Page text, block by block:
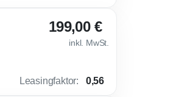
199,00 €
inkl. MwSt.
Leasingfaktor: 0,56